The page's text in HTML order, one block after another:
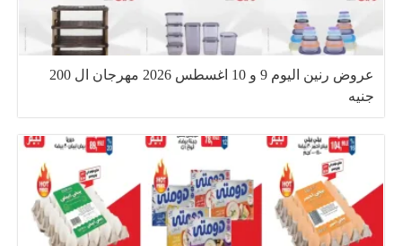
عروض رنين اليوم 9 و 10 اغسطس 2026 مهرجان ال 200
جنيه